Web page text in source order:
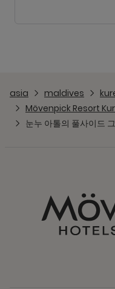
asia maldives
Mövenpick Resort
눈누 아톨의 풀사이드